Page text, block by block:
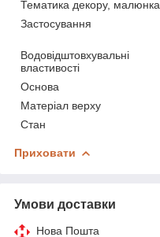
Тематика декору, малюнка
Застосування
Водовідштовхувальні
властивості
Основа
Матеріал верху
Стан
Приховати
Умови доставки
Нова Пошта